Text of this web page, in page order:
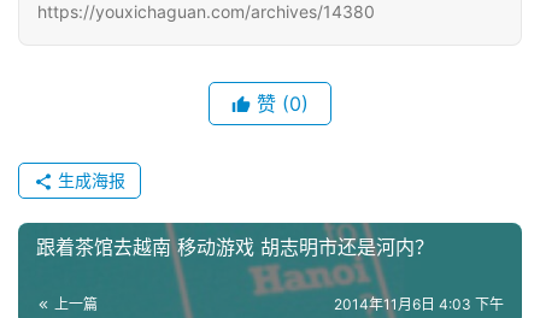
单
休
游
https://youxichaguan.com/archives/14380
赞 (0)
生成海报
跟着茶馆去越南 移动游戏 胡志明市还是河内？
上一篇 2014年11月6日 4:03 下午